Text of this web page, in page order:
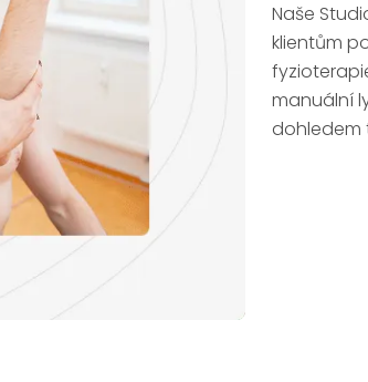
Naše
klientům
manuální
dohledem